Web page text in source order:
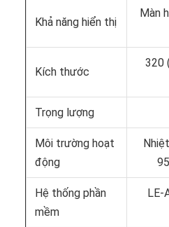
Khả năng hiển thị
Màn
Kích thước
320
Trọng lượng
Môi trường hoạt
động
Hệ thống phần
mềm
LE-